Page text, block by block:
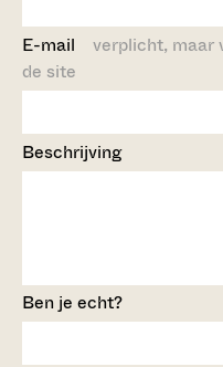
E-mail verplicht, maar
de site
Beschrijving
Ben je echt?